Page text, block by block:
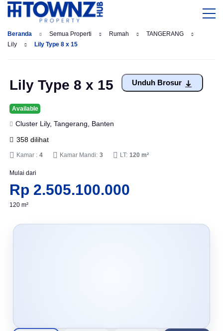
Beranda Semua Properti Rumah
TANGERANG
Lily
Lily Type 8 x 15
Lily Type 8 x 15 Unduh Brosur
Available
Cluster Lily, Tangerang, Banten
358 dilihat
Kamar : 4 Kamar Mandi: 3 LT: 120 m²
Mulai dari
Rp 2.505.100.000
120 m²